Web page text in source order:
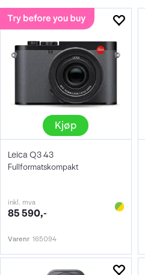
Kjøp
Leica Q3 43
Fullformatskompakt
inkl. mva
85 590,-
Varenr 165094